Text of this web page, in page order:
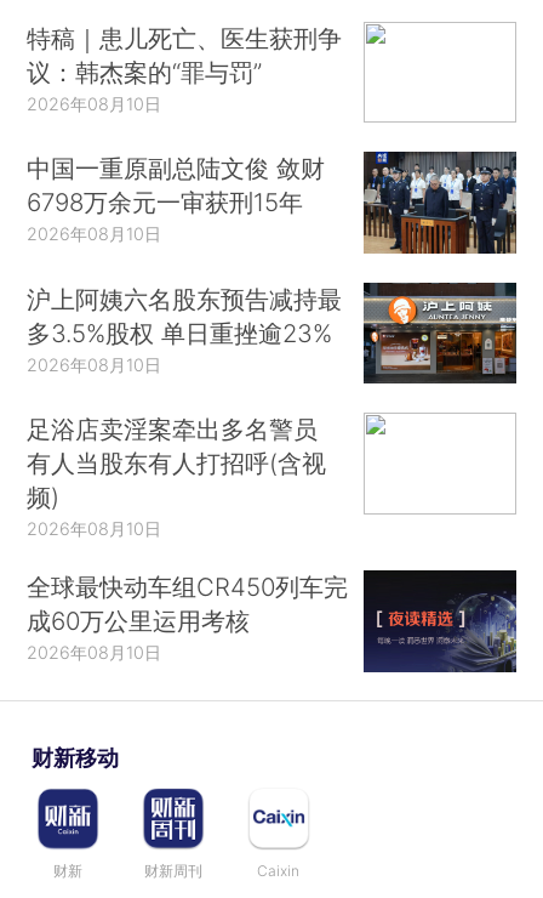
特稿｜患儿死亡、医生获刑争
议：韩杰案的“罪与罚”
2026年08月10日
中国一重原副总陆文俊 敛财
6798万余元一审获刑15年
2026年08月10日
沪上阿姨六名股东预告减持最
多3.5%股权 单日重挫逾23%
2026年08月10日
足浴店卖淫案牵出多名警员
有人当股东有人打招呼(含视
频)
2026年08月10日
全球最快动车组CR450列车完
成60万公里运用考核
2026年08月10日
财新移动
财新 财新周刊 Caixin